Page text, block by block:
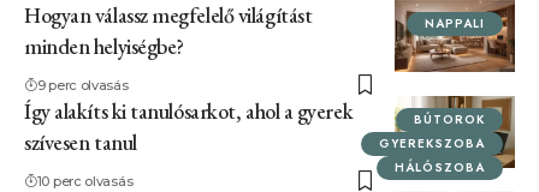
NAPPALI
Hogyan válassz megfelelő világítást
minden helyiségbe?
9 perc olvasás
BÚTOROK
GYEREKSZOBA
HÁLÓSZOBA
Így alakíts ki tanulósarkot, ahol a gyerek
szívesen tanul
10 perc olvasás